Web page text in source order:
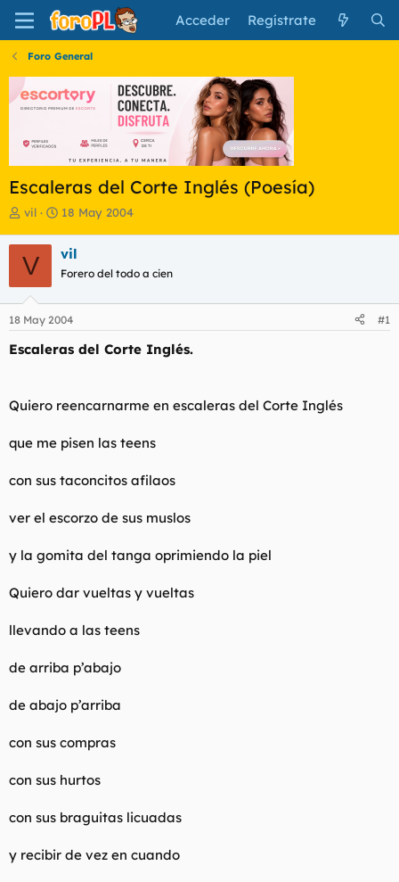
Acceder Regístrate
Foro General
Escaleras del Corte Inglés (Poesía)
I
i
c
a
d
o
d
t
a
vil
F
h
a
e
i
i
o
18 May 2004
V vil
Forero del todo a cien
18 May 2004 #1
Escaleras del Corte Inglés.
Quiero reencarnarme en escaleras del Corte Inglés
que me pisen las teens
con sus taconcitos afilaos
ver el escorzo de sus muslos
y la gomita del tanga oprimiendo la piel
Quiero dar vueltas y vueltas
llevando a las teens
de arriba p’abajo
de abajo p’arriba
con sus compras
con sus hurtos
con sus braguitas licuadas
y recibir de vez en cuando